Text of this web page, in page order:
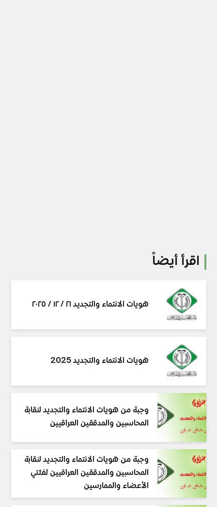
اقرأ أيضاً
هويات الانتماء والتجديد ٢١ / ١٢ / ٢٠٢٥
هويات الانتماء والتجديد 2025
وجبة من هويات الانتماء والتجديد لنقابة
المحاسبين والمدققين العراقيين
وجبة من هويات الانتماء والتجديد لنقابة
المحاسبين والمدققين العراقيين لفئتي
الأعضاء والممارسين